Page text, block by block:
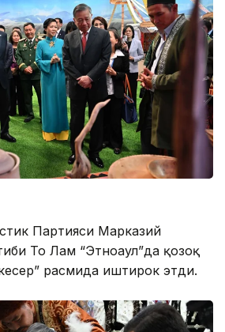
Партияси Марказий
То Лам “Этноаул”да қозоқ
расмида иштирок этди.